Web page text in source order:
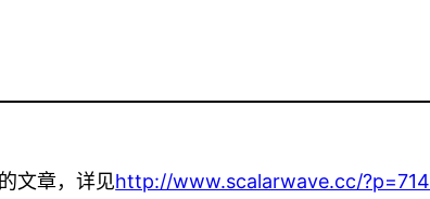
文章，详见http://www.scalarwave.cc/?p=714